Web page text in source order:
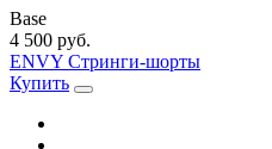
Base
4 500 руб.
ENVY Стринги-шорты
Купить